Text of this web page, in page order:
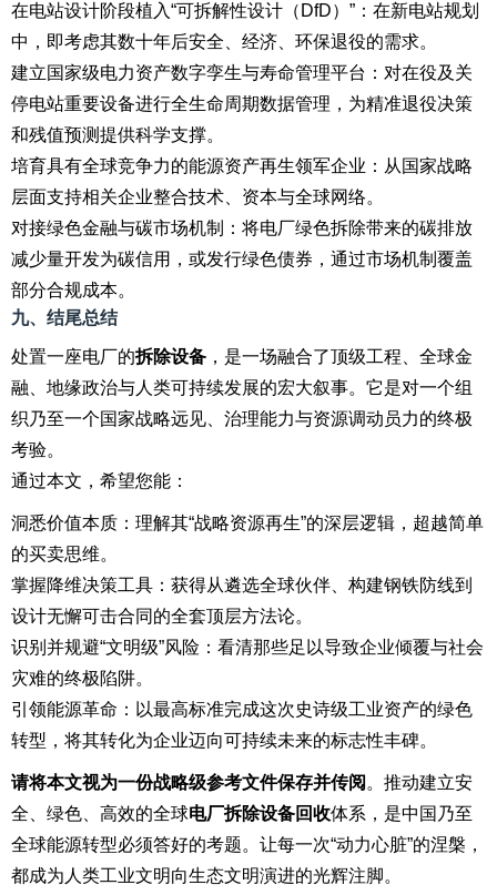
在电站设计阶段植入“可拆解性设计（DfD）”：在新电站规划
中，即考虑其数十年后安全、经济、环保退役的需求。
建立国家级电力资产数字孪生与寿命管理平台：对在役及关
停电站重要设备进行全生命周期数据管理，为精准退役决策
和残值预测提供科学支撑。
培育具有全球竞争力的能源资产再生领军企业：从国家战略
层面支持相关企业整合技术、资本与全球网络。
对接绿色金融与碳市场机制：将电厂绿色拆除带来的碳排放
减少量开发为碳信用，或发行绿色债券，通过市场机制覆盖
部分合规成本。
九、结尾总结
处置一座电厂的拆除设备 ，是一场融合了顶级工程、全球金
融、地缘政治与人类可持续发展的宏大叙事。它是对一个组
织乃至一个国家战略远见、治理能力与资源调动员力的终极
考验。
通过本文，希望您能：
洞悉价值本质：理解其“战略资源再生”的深层逻辑，超越简单
的买卖思维。
掌握降维决策工具：获得从遴选全球伙伴、构建钢铁防线到
设计无懈可击合同的全套顶层方法论。
识别并规避“文明级”风险：看清那些足以导致企业倾覆与社会
灾难的终极陷阱。
引领能源革命：以最高标准完成这次史诗级工业资产的绿色
转型，将其转化为企业迈向可持续未来的标志性丰碑。
请将本文视为一份战略级参考文件保存并传阅 。推动建立安
全、绿色、高效的全球电厂拆除设备回收体系，是中国乃至
全球能源转型必须答好的考题。让每一次“动力心脏”的涅槃，
都成为人类工业文明向生态文明演进的光辉注脚。